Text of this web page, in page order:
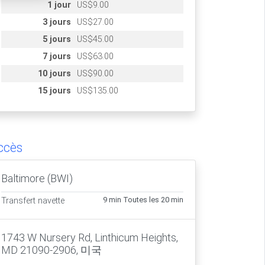
1 jour
US$9.00
3 jours
US$27.00
5 jours
US$45.00
7 jours
US$63.00
10 jours
US$90.00
15 jours
US$135.00
Baltimore (BWI)
Transfert navette 9 min Toutes les 20 min
1743 W Nursery Rd, Linthicum Heights,
MD 21090-2906, 미국